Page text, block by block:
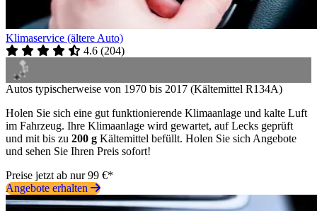
Klimaservice (ältere Auto)
4.6 (204)
Autos typischerweise von 1970 bis 2017 (Kältemittel R134A)
Holen Sie sich eine gut funktionierende Klimaanlage und kalte Luft
im Fahrzeug. Ihre Klimaanlage wird gewartet, auf Lecks geprüft
und mit bis zu 200 g Kältemittel befüllt. Holen Sie sich Angebote
und sehen Sie Ihren Preis sofort!
Preise jetzt ab nur 99 €*
Angebote erhalten